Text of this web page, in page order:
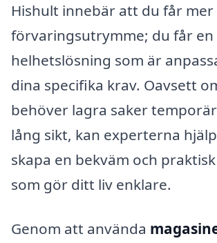
Hishult innebär att du får
förvaringsutrymme; du får en
helhetslösning som är
dina specifika krav. Oavsett
behöver lagra saker
lång sikt, kan experterna
skapa en bekväm och
som gör ditt liv enklare.
Genom att använda